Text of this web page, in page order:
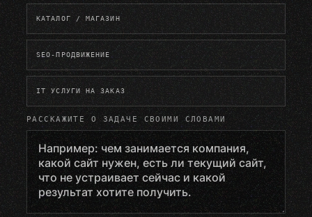
КАТАЛОГ / МАГАЗИН
SEO-ПРОДВИЖЕНИЕ
IT УСЛУГИ НА ЗАКАЗ
РАССКАЖИТЕ О ЗАДАЧЕ СВОИМИ СЛОВАМИ